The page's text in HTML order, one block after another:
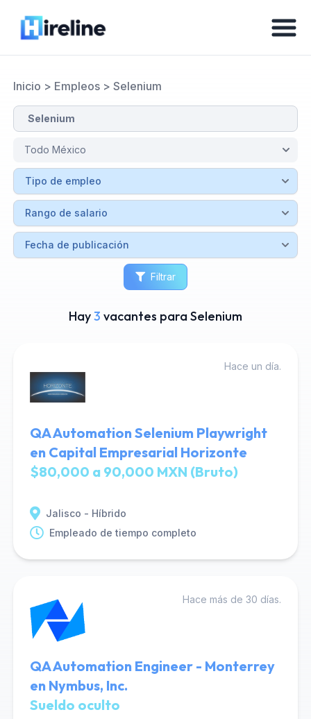
Inicio > Empleos> Selenium
Filtrar
Hay3 vacantes para Selenium
Hace un día.
QA Automation Selenium Playwright
en Capital Empresarial Horizonte
$80,000 a 90,000 MXN (Bruto)
Jalisco - Híbrido
Empleado de tiempo completo
Hace más de 30 días.
QA Automation Engineer - Monterrey
en Nymbus, Inc.
Sueldo oculto